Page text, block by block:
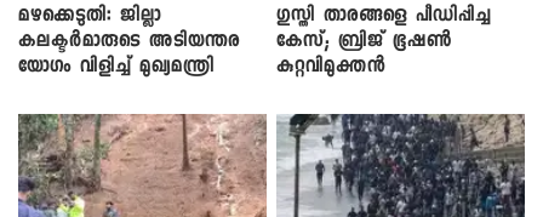
മഴക്കെടുതി: ജില്ലാ
കലക്ടർമാരുടെ അടിയന്തര
യോഗം വിളിച്ച് മുഖ്യമന്ത്രി
​ഗുസ്തി താരങ്ങളെ പീഡിപ്പിച്ച
കേസ്; ബ്രിജ് ഭൂഷൺ
കുറ്റവിമുക്തൻ